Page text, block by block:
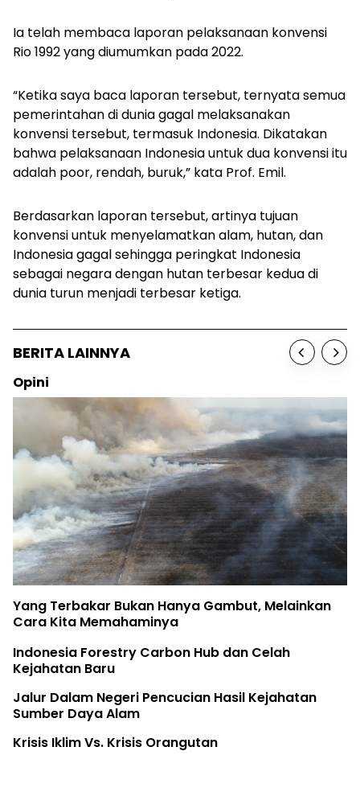
Ia telah membaca laporan pelaksanaan konvensi
Rio 1992 yang diumumkan pada 2022.
“Ketika saya baca laporan tersebut, ternyata semua
pemerintahan di dunia gagal melaksanakan
konvensi tersebut, termasuk Indonesia. Dikatakan
bahwa pelaksanaan Indonesia untuk dua konvensi itu
adalah poor, rendah, buruk,” kata Prof. Emil.
Berdasarkan laporan tersebut, artinya tujuan
konvensi untuk menyelamatkan alam, hutan, dan
Indonesia gagal sehingga peringkat Indonesia
sebagai negara dengan hutan terbesar kedua di
dunia turun menjadi terbesar ketiga.
BERITA LAINNYA
Opini
Yang Terbakar Bukan Hanya Gambut, Melainkan
Cara Kita Memahaminya
Indonesia Forestry Carbon Hub dan Celah
Kejahatan Baru
Jalur Dalam Negeri Pencucian Hasil Kejahatan
Sumber Daya Alam
Krisis Iklim Vs. Krisis Orangutan